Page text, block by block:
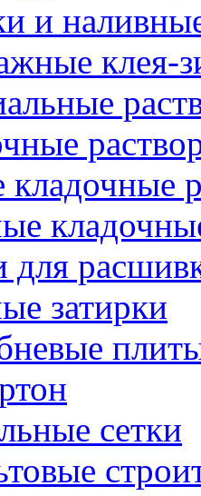
и
клея-
кладочные
для
затирки
сетки